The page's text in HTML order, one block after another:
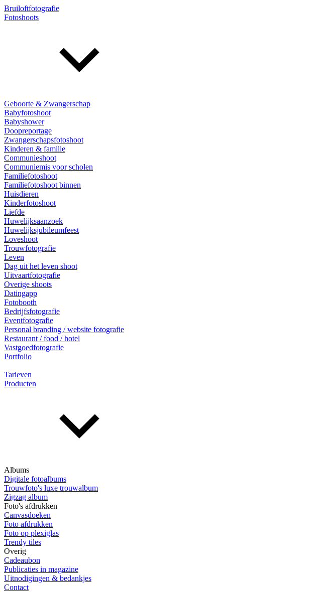
Bruiloftfotografie
Fotoshoots
Geboorte & Zwangerschap
Babyfotoshoot
Babyshower
Doopreportage
Zwangerschapsfotoshoot
Kinderen & familie
Communieshoot
Communiemis voor scholen
Familiefotoshoot
Familiefotoshoot binnen
Huisdieren
Kinderfotoshoot
Liefde
Huwelijksaanzoek
Huwelijksjubileumfeest
Loveshoot
Trouwfotografie
Leven
Dag uit het leven shoot
Uitvaartfotografie
Overige shoots
Datingapp
Fotobooth
Bedrijfsfotografie
Eventfotografie
Personal branding / website fotografie
Restaurant / food / hotel
Vastgoedfotografie
Portfolio
Tarieven
Producten
Albums
Digitale fotoalbums
Trouwfoto's luxe trouwalbum
Zigzag album
Foto's afdrukken
Canvasdoeken
Foto afdrukken
Foto op plexiglas
Trendy tiles
Overig
Cadeaubon
Publicaties in magazine
Uitnodigingen & bedankjes
Contact